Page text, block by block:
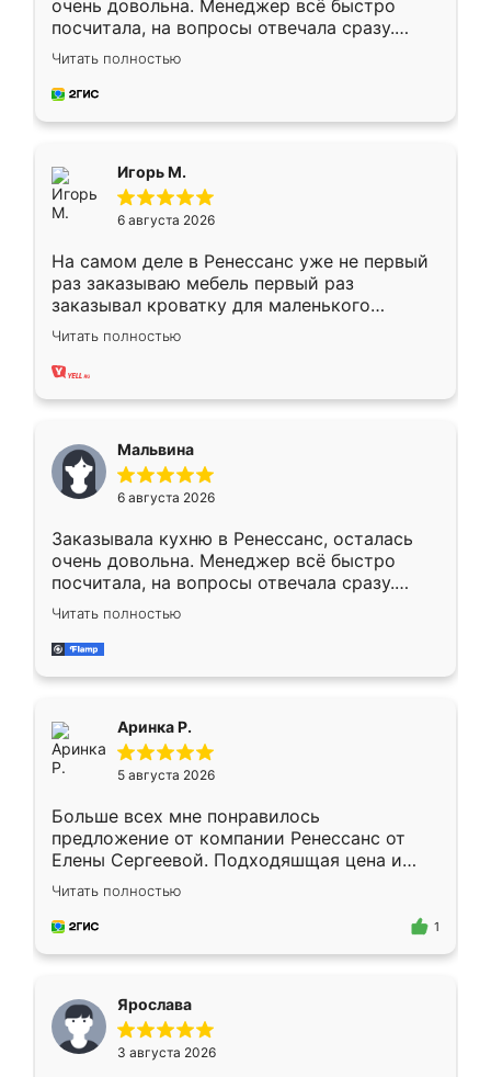
очень довольна. Менеджер всё быстро
посчитала, на вопросы отвечала сразу.
Замерщик приехал в субботу, подошёл к
делу со всей ответственностью. Собрали
за день, ребята работали аккуратно, даже
Читать полностью
Игорь М.
6 августа 2026
На самом деле в Ренессанс уже не первый
раз заказываю мебель первый раз
заказывал кроватку для маленького
ребёнка при его рождении ,во второй раз
заказал шкаф-купе. По качеству очень
хорошее сборка достаточно быстрая,
меньше, здесь же он более разнообразный.
Мне нравится ,если что-то потребуется из
мебели буду заказывать только здесь.
Читать полностью
Мальвина
6 августа 2026
Заказывала кухню в Ренессанс, осталась
очень довольна. Менеджер всё быстро
посчитала, на вопросы отвечала сразу.
Замерщик приехал в субботу, подошёл к
делу со всей ответственностью. Собрали
за день, ребята работали аккуратно, даже
Читать полностью
Аринка Р.
5 августа 2026
Больше всех мне понравилось
предложение от компании Ренессанс от
Елены Сергеевой. Подходяшщая цена и
короткие сроки изготовления. Приехавший
для замера сотрудник Владислав
предложил по моему эскизу самый
Читать полностью
1
Ярослава
3 августа 2026